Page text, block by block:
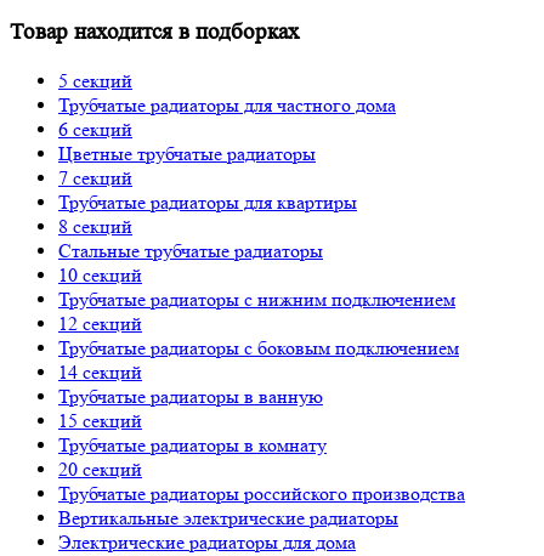
Товар находится в подборках
5 секций
Трубчатые радиаторы для частного дома
6 секций
Цветные трубчатые радиаторы
7 секций
Трубчатые радиаторы для квартиры
8 секций
Стальные трубчатые радиаторы
10 секций
Трубчатые радиаторы с нижним подключением
12 секций
Трубчатые радиаторы с боковым подключением
14 секций
Трубчатые радиаторы в ванную
15 секций
Трубчатые радиаторы в комнату
20 секций
Трубчатые радиаторы российского производства
Вертикальные электрические радиаторы
Электрические радиаторы для дома